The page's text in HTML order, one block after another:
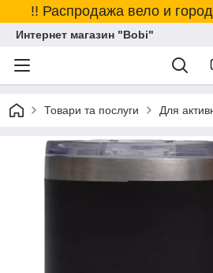
!! Распродажа вело и
Интернет магазин "Bobi"
Товари та послуги Для